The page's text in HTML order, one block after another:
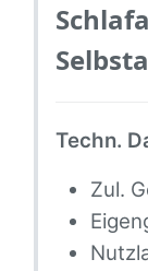
Techn.
Zul.